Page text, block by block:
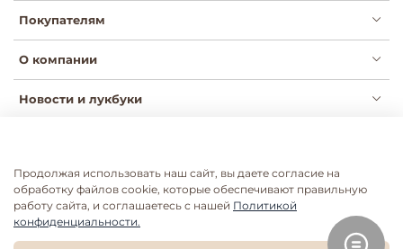
Покупателям
О компании
Новости и лукбуки
Публичная оферта
Политика конфиденциальности
Пользовательское соглашение
Сертификаты
Согласие на рассылки
Согласие на обработку ПДН
Продолжая использовать наш сайт, вы даете согласие на
обработку файлов cookie, которые обеспечивают правильную
работу сайта, и соглашаетесь с нашей Политикой
конфиденциальности.